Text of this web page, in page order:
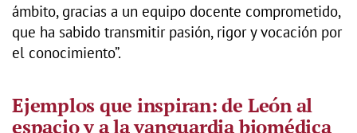
ámbito, gracias a un equipo docente comprometido,
que ha sabido transmitir pasión, rigor y vocación por
el conocimiento”.
Ejemplos que inspiran: de León al
espacio y a la vanguardia biomédica